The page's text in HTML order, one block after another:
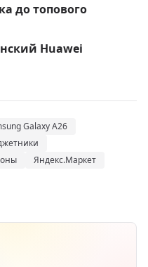
до топового
Huawei
Galaxy A26
Яндекс.Маркет